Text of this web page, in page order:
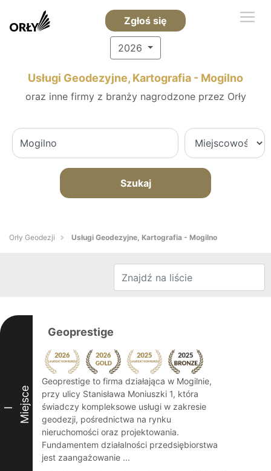
Zgłoś się
2026
Usługi Geodezyjne, Kartografia - Mogilno
oraz inne firmy z branży nagrodzone przez Orły
Szukaj
Orły Geodezji Usługi Geodezyjne, Kartografia - Mogilno
I Miejsce
Geoprestige
Geoprestige to firma działająca w Mogilnie,
przy ulicy Stanisława Moniuszki 1, która
świadczy kompleksowe usługi w zakresie
geodezji, pośrednictwa na rynku
nieruchomości oraz projektowania.
Fundamentem działalności przedsiębiorstwa
jest zaangażowanie ...